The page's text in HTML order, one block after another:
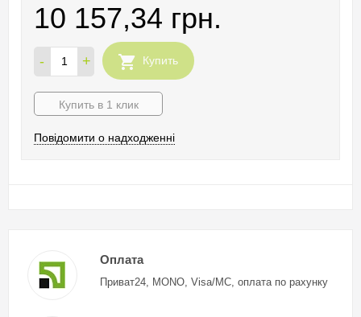
10 157,34 грн.
- + Купить
Купить в 1 клик
Повідомити о надходженні
Оплата
Приват24, MONO, Visa/MC, оплата по рахунку